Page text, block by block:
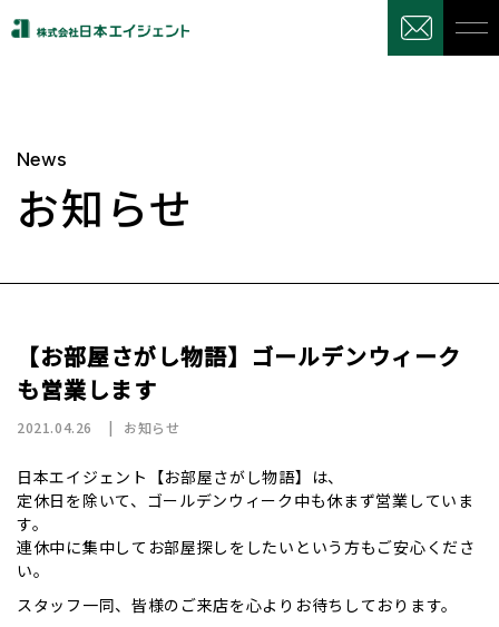
News
お知らせ
【お部屋さがし物語】ゴールデンウィーク
も営業します
2021.04.26 お知らせ
日本エイジェント【お部屋さがし物語】は、
定休日を除いて、ゴールデンウィーク中も休まず営業していま
す。
連休中に集中してお部屋探しをしたいという方もご安心くださ
い。
スタッフ一同、皆様のご来店を心よりお待ちしております。